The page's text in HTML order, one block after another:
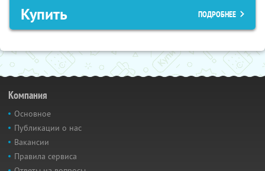
Купить ПОДРОБНЕЕ
Компания
Основное
Публикации о нас
Вакансии
Правила сервиса